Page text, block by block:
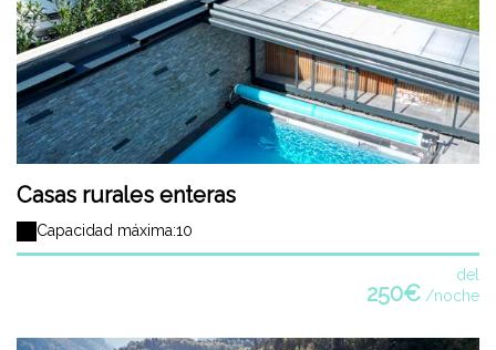
Casas rurales enteras
Capacidad máxima:10
del
250€ /noche